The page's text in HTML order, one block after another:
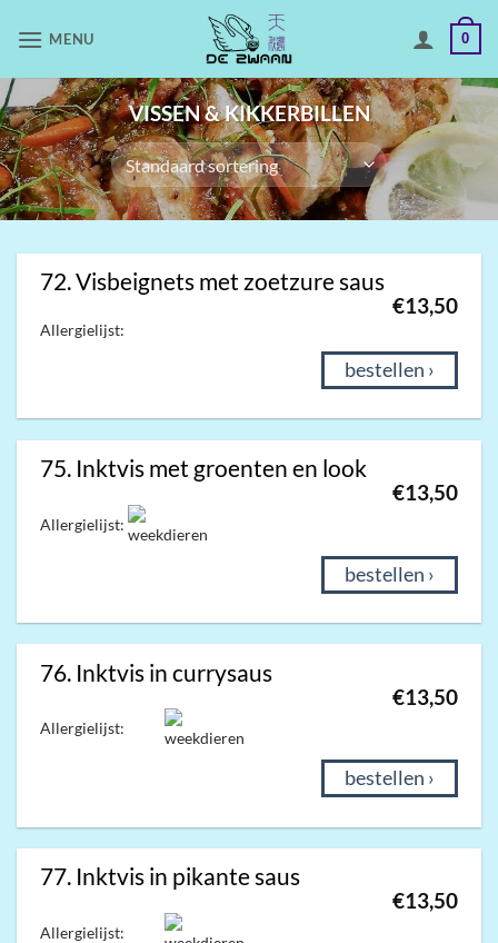
MENU 0
VISSEN & KIKKERBILLEN
72. Visbeignets met zoetzure saus
€13,50
Allergielijst:
bestellen ›
75. Inktvis met groenten en look
€13,50
Allergielijst:
bestellen ›
76. Inktvis in currysaus
€13,50
Allergielijst:
bestellen ›
77. Inktvis in pikante saus
€13,50
Allergielijst: